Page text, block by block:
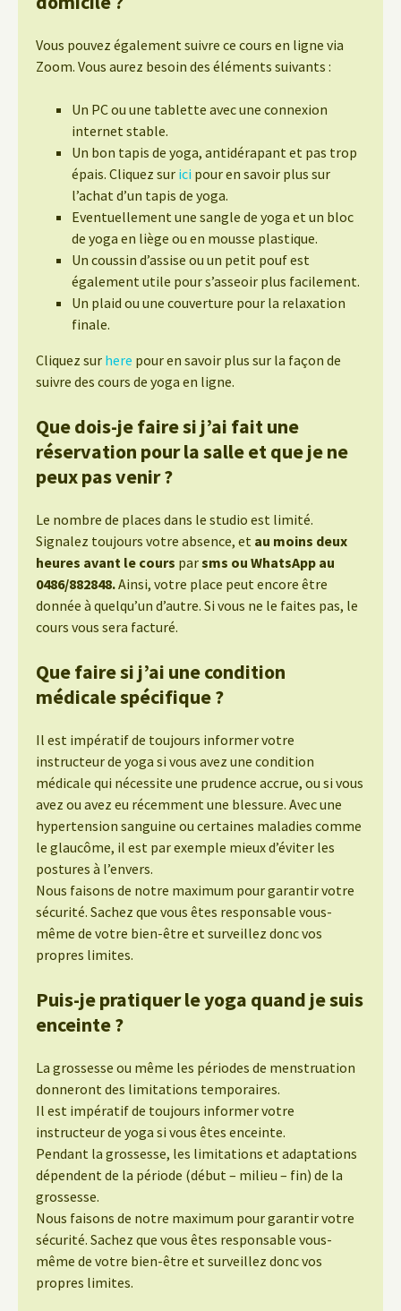
Vous pouvez également suivre ce cours en ligne via
Zoom. Vous aurez besoin des éléments suivants :
Un PC ou une tablette avec une connexion
internet stable.
Un bon tapis de yoga, antidérapant et pas trop
épais. Cliquez sur ici pour en savoir plus sur
l’achat d’un tapis de yoga.
Eventuellement une sangle de yoga et un bloc
de yoga en liège ou en mousse plastique.
Un coussin d’assise ou un petit pouf est
également utile pour s’asseoir plus facilement.
Un plaid ou une couverture pour la relaxation
finale.
Cliquez sur here pour en savoir plus sur la façon de
suivre des cours de yoga en ligne.
Que dois-je faire si j’ai fait une
réservation pour la salle et que je ne
peux pas venir ?
Le nombre de places dans le studio est limité.
Signalez toujours votre absence, et au moins deux
heures avant le cours parsms ou WhatsApp au
0486/882848.Ainsi, votre place peut encore être
donnée à quelqu’un d’autre. Si vous ne le faites pas, le
cours vous sera facturé.
Que faire si j’ai une condition
médicale spécifique ?
Il est impératif de toujours informer votre
instructeur de yoga si vous avez une condition
médicale qui nécessite une prudence accrue, ou si vous
avez ou avez eu récemment une blessure. Avec une
hypertension sanguine ou certaines maladies comme
le glaucôme, il est par exemple mieux d’éviter les
postures à l’envers.
Nous faisons de notre maximum pour garantir votre
sécurité. Sachez que vous êtes responsable vous-
même de votre bien-être et surveillez donc vos
propres limites.
Puis-je pratiquer le yoga quand je suis
enceinte ?
La grossesse ou même les périodes de menstruation
donneront des limitations temporaires.
Il est impératif de toujours informer votre
instructeur de yoga si vous êtes enceinte.
Pendant la grossesse, les limitations et adaptations
dépendent de la période (début – milieu – fin) de la
grossesse.
Nous faisons de notre maximum pour garantir votre
sécurité. Sachez que vous êtes responsable vous-
même de votre bien-être et surveillez donc vos
propres limites.